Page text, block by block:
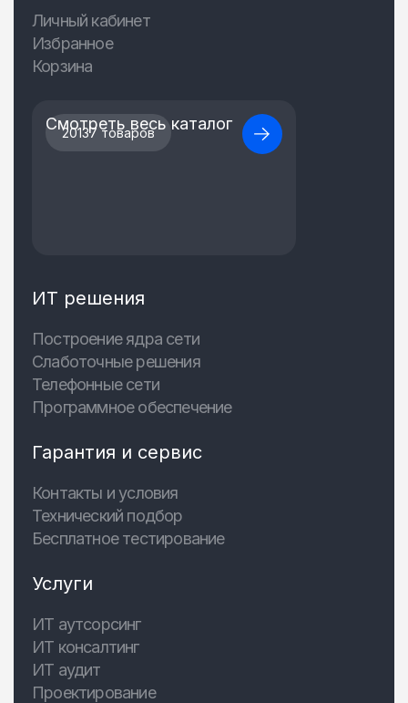
Личный кабинет
Избранное
Корзина
20137 товаров
Смотреть весь каталог
ИТ решения
Построение ядра сети
Слаботочные решения
Телефонные сети
Программное обеспечение
Гарантия и сервис
Контакты и условия
Технический подбор
Бесплатное тестирование
Услуги
ИТ аутсорсинг
ИТ консалтинг
ИТ аудит
Проектирование